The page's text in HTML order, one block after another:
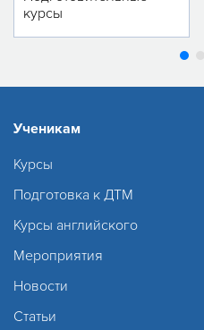
курсы
Ученикам
Курсы
Подготовка к ДТМ
Курсы английского
Мероприятия
Новости
Статьи